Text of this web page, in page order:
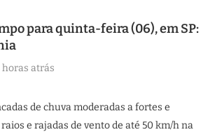
para quinta-feira (06), em SP:
horas atrás
de chuva moderadas a fortes e
e rajadas de vento de até 50 km/h na